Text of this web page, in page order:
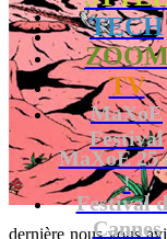
TECH
TV
MaXoE
Festival
MaXoE 25
!
Festival
Cannes
dernière nous vous